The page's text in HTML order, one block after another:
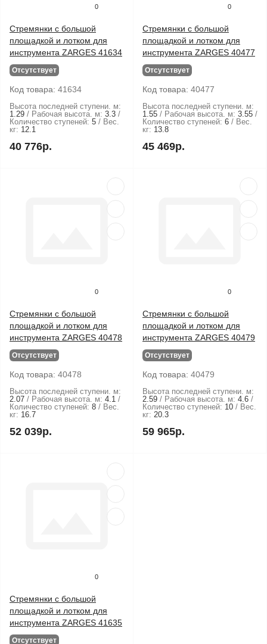
0
Стремянки с большой
площадкой и лотком для
инструмента ZARGES 41634
Отсутствует
Код товара: 41634
Высота последней ступени. м:
1.29
Рабочая высота. м: 3.3
Количество ступеней: 5
Вес.
кг: 12.1
40 776р.
0
Стремянки с большой
площадкой и лотком для
инструмента ZARGES 40477
Отсутствует
Код товара: 40477
Высота последней ступени. м:
1.55
Рабочая высота. м: 3.55
Количество ступеней: 6
Вес.
кг: 13.8
45 469р.
0
Стремянки с большой
площадкой и лотком для
инструмента ZARGES 40478
Отсутствует
Код товара: 40478
Высота последней ступени. м:
2.07
Рабочая высота. м: 4.1
Количество ступеней: 8
Вес.
кг: 16.7
52 039р.
0
Стремянки с большой
площадкой и лотком для
инструмента ZARGES 40479
Отсутствует
Код товара: 40479
Высота последней ступени. м:
2.59
Рабочая высота. м: 4.6
Количество ступеней: 10
Вес.
кг: 20.3
59 965р.
0
Стремянки с большой
площадкой и лотком для
инструмента ZARGES 41635
Отсутствует